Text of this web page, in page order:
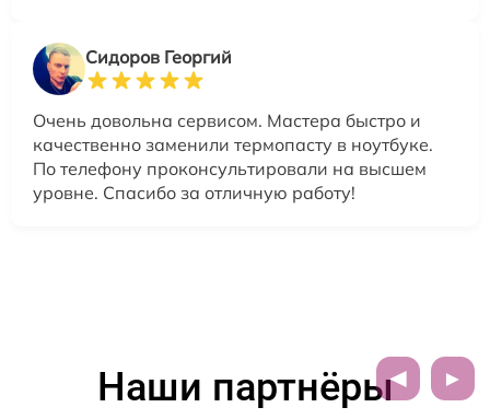
Сидоров Георгий
Очень довольна сервисом. Мастера быстро и
качественно заменили термопасту в ноутбуке.
По телефону проконсультировали на высшем
уровне. Спасибо за отличную работу!
Наши партнёры